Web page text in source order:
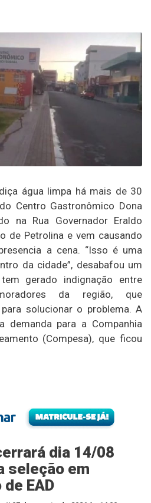
água limpa há mais de 30
Centro Gastronômico Dona
na Rua Governador Eraldo
de Petrolina e vem causando
a cena. “Isso é uma
da cidade”, desabafou um
gerado indignação entre
da região, que
solucionar o problema. A
demanda para a Companhia
(Compesa), que ficou
dia 14/08
seleção em
EAD